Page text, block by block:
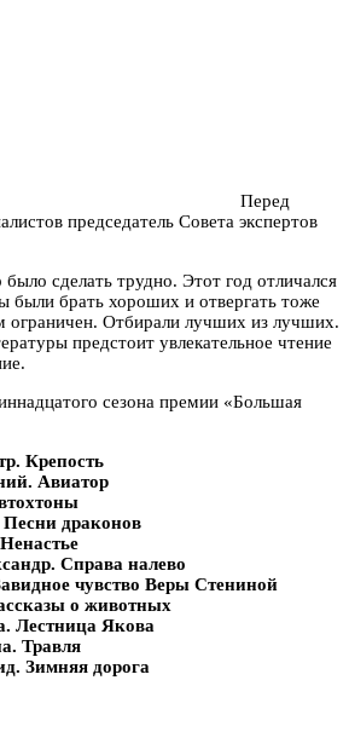
Перед
председатель Совета экспертов
сделать трудно. Этот год отличался
брать хороших и отвергать тоже
Отбирали лучших из лучших.
предстоит увлекательное чтение
сезона премии «Большая
Крепость
Авиатор
драконов
Справа налево
чувство Веры Стениной
о животных
Лестница Якова
Травля
Зимняя дорога